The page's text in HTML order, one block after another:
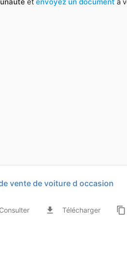
vente de voiture d occasion
Consulter file_download Télécharger content_copy